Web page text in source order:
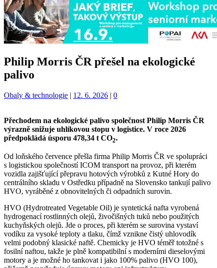
Philip Morris ČR přešel na ekologické
palivo
Kategorie:
Obaly & technologie | 12. 6. 2026 | 0
Přechodem na ekologické palivo společnost Philip Morris ČR
výrazně snižuje uhlíkovou stopu v logistice. V roce 2026
předpokládá úsporu 478,34 t CO2.
Od loňského července přešla firma Philip Morris ČR ve spolupráci
s logistickou společností ICOM transport na provoz, při kterém
vozidla zajišťující přepravu hotových výrobků z Kutné Hory do
centrálního skladu v Ostředku případně na Slovensko tankují palivo
HVO, vyráběné z obnovitelných či odpadních surovin.
HVO (Hydrotreated Vegetable Oil) je syntetická nafta vyrobená
hydrogenací rostlinných olejů, živočišných tuků nebo použitých
kuchyňských olejů. Jde o proces, při kterém se surovina vystaví
vodíku za vysoké teploty a tlaku, čímž vznikne čistý uhlovodík
velmi podobný klasické naftě. Chemicky je HVO téměř totožné s
fosilní naftou, takže je plně kompatibilní s moderními dieselovými
motory a je možné ho tankovat i jako 100% palivo (HVO 100),